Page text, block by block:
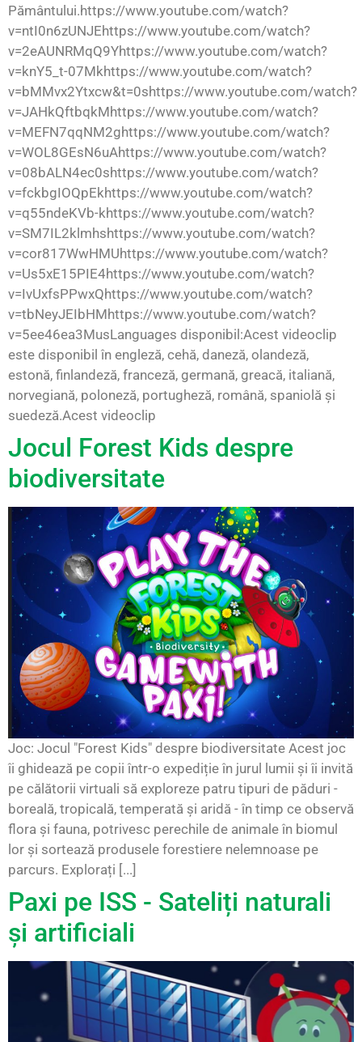
Pământului.https://www.youtube.com/watch?
v=ntI0n6zUNJEhttps://www.youtube.com/watch?
v=2eAUNRMqQ9Yhttps://www.youtube.com/watch?
v=knY5_t-07Mkhttps://www.youtube.com/watch?
v=bMMvx2Ytxcw&t=0shttps://www.youtube.com/watch?
v=JAHkQftbqkMhttps://www.youtube.com/watch?
v=MEFN7qqNM2ghttps://www.youtube.com/watch?
v=WOL8GEsN6uAhttps://www.youtube.com/watch?
v=08bALN4ec0shttps://www.youtube.com/watch?
v=fckbgIOQpEkhttps://www.youtube.com/watch?
v=q55ndeKVb-khttps://www.youtube.com/watch?
v=SM7IL2klmhshttps://www.youtube.com/watch?
v=cor817WwHMUhttps://www.youtube.com/watch?
v=Us5xE15PIE4https://www.youtube.com/watch?
v=IvUxfsPPwxQhttps://www.youtube.com/watch?
v=tbNeyJEIbHMhttps://www.youtube.com/watch?
v=5ee46ea3MusLanguages disponibil:Acest videoclip
este disponibil în engleză, cehă, daneză, olandeză,
estonă, finlandeză, franceză, germană, greacă, italiană,
norvegiană, poloneză, portugheză, română, spaniolă și
suedeză.Acest videoclip
Jocul Forest Kids despre
biodiversitate
Joc: Jocul "Forest Kids" despre biodiversitate Acest joc
îi ghidează pe copii într-o expediție în jurul lumii și îi invită
pe călătorii virtuali să exploreze patru tipuri de păduri -
boreală, tropicală, temperată și aridă - în timp ce observă
flora și fauna, potrivesc perechile de animale în biomul
lor și sortează produsele forestiere nelemnoase pe
parcurs. Explorați [...]
Paxi pe ISS - Sateliți naturali
și artificiali